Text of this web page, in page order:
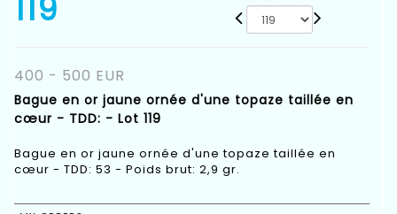
119
400 - 500 EUR
Bague en or jaune ornée d'une topaze taillée en
cœur - TDD: - Lot 119
Bague en or jaune ornée d'une topaze taillée en
cœur - TDD: 53 - Poids brut: 2,9 gr.